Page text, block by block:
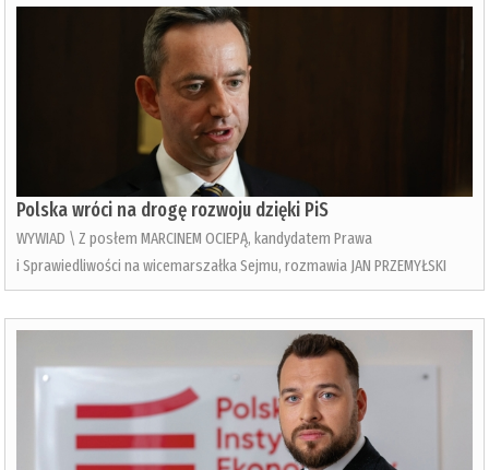
Polska wróci na drogę rozwoju dzięki PiS
WYWIAD \ Z posłem MARCINEM OCIEPĄ, kandydatem Prawa
i Sprawiedliwości na wicemarszałka Sejmu, rozmawia JAN PRZEMYŁSKI